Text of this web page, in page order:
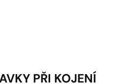
PŘI KOJENÍ